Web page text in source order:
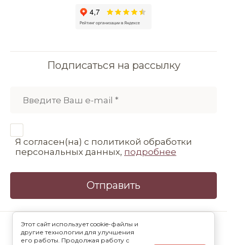
Подписаться на рассылку
Я согласен(на) с политикой обработки
персональных данных, подробнее
Отправить
©2013 - 2026 Кондитерская Мамишка
Политика конфиденциальности
Этот сайт использует cookie-файлы и
другие технологии для улучшения
его работы. Продолжая работу с